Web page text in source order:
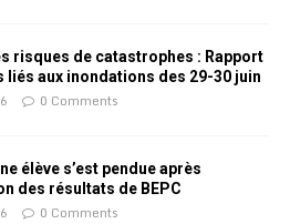
risques de catastrophes : Rapport
liés aux inondations des 29-30 juin
0 Comments
élève s’est pendue après
des résultats de BEPC
0 Comments